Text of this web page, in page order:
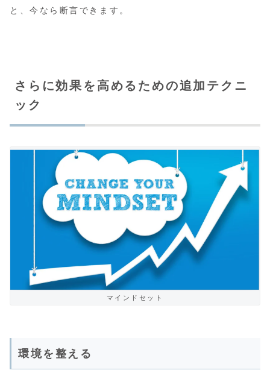
と、今なら断言できます。
さらに効果を高めるための追加テクニ
ック
マインドセット
環境を整える